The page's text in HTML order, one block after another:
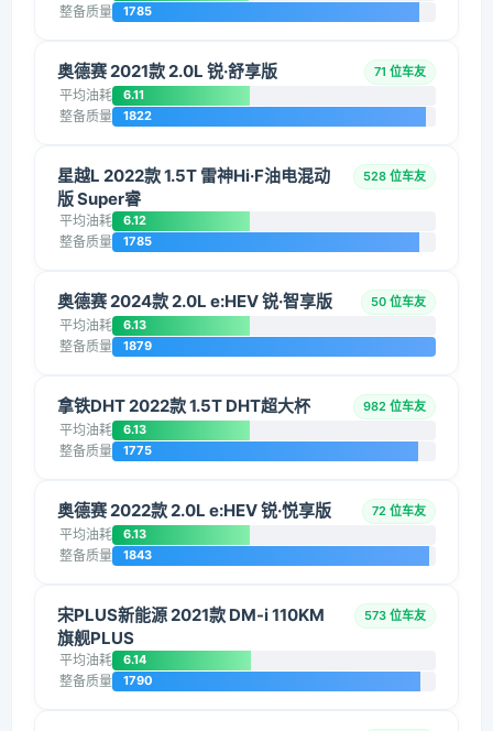
整备质量 1785
奥德赛 2021款 2.0L 锐·舒享版 71 位车友
平均油耗 6.11
整备质量 1822
星越L 2022款 1.5T 雷神Hi·F油电混动
版 Super睿
528 位车友
平均油耗 6.12
整备质量 1785
奥德赛 2024款 2.0L e:HEV 锐·智享版 50 位车友
平均油耗 6.13
整备质量 1879
拿铁DHT 2022款 1.5T DHT超大杯 982 位车友
平均油耗 6.13
整备质量 1775
奥德赛 2022款 2.0L e:HEV 锐·悦享版 72 位车友
平均油耗 6.13
整备质量 1843
宋PLUS新能源 2021款 DM-i 110KM
旗舰PLUS
573 位车友
平均油耗 6.14
整备质量 1790